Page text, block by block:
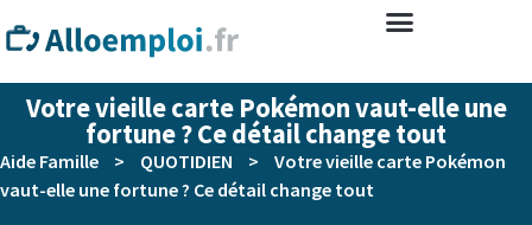
Votre vieille carte Pokémon vaut-elle une
fortune ? Ce détail change tout
Aide Famille > QUOTIDIEN >
Votre vieille carte Pokémon
vaut-elle une fortune ? Ce détail change tout